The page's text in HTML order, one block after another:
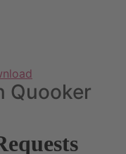
Quooker